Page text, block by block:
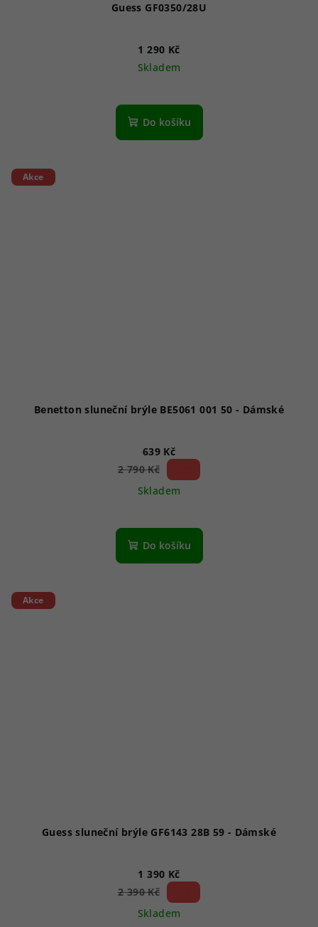
Guess GF0350/28U
1 290 Kč
Skladem
Do košíku
Akce
Benetton sluneční brýle BE5061 001 50 - Dámské
639 Kč
2 790 Kč
Skladem
Do košíku
Akce
Guess sluneční brýle GF6143 28B 59 - Dámské
1 390 Kč
2 390 Kč
Skladem